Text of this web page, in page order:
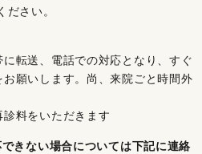
ださい。
転送、電話での対応となり、すぐ
願いします。尚、来院ごと時間外
料をいただきます
きない場合については下記に連絡